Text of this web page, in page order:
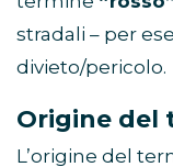
stradali – per
divieto/pericolo.
Origine del
L’origine del